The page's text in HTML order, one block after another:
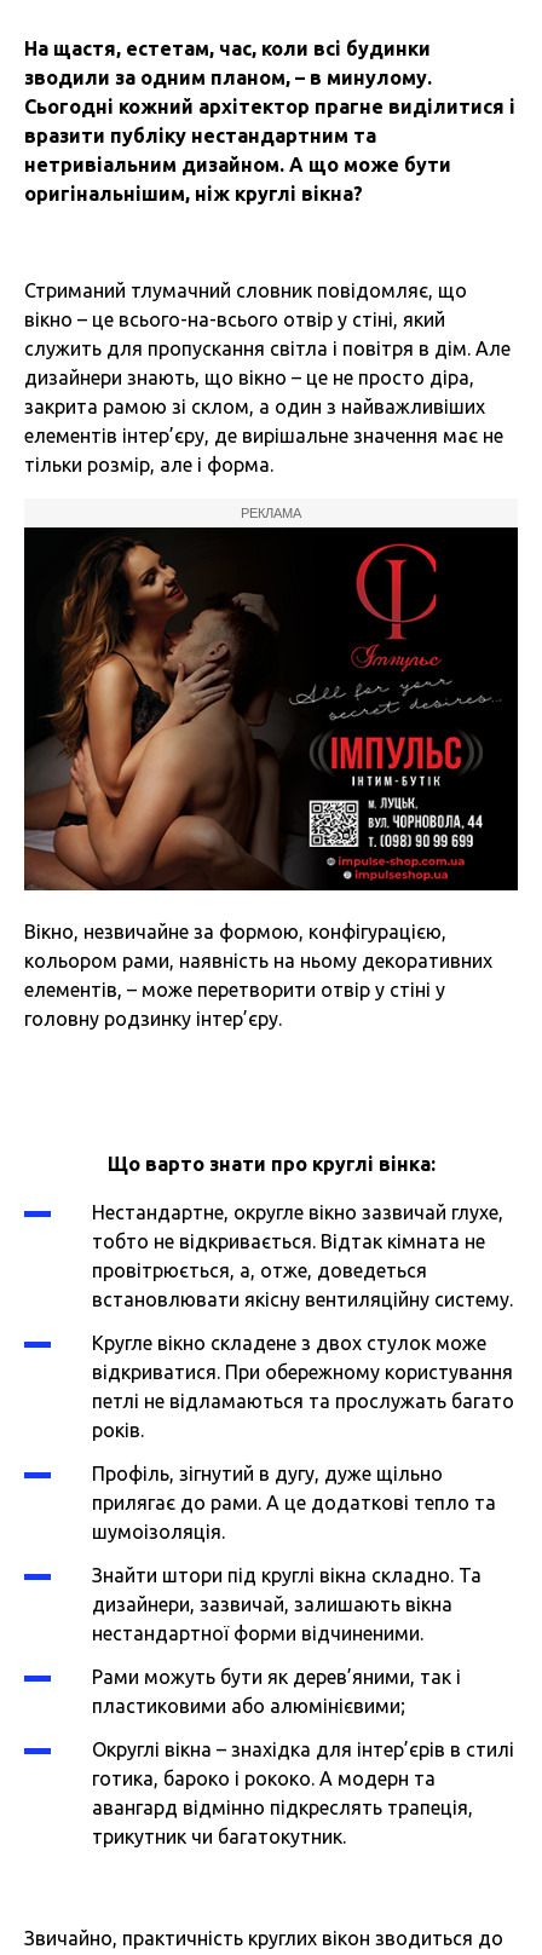
На щастя, естетам, час, коли всі будинки
зводили за одним планом, – в минулому.
Сьогодні кожний архітектор прагне виділитися і
вразити публіку нестандартним та
нетривіальним дизайном. А що може бути
оригінальнішим, ніж круглі вікна?
Стриманий тлумачний словник повідомляє, що
вікно – це всього-на-всього отвір у стіні, який
служить для пропускання світла і повітря в дім. Але
дизайнери знають, що вікно – це не просто діра,
закрита рамою зі склом, а один з найважливіших
елементів інтер’єру, де вирішальне значення має не
тільки розмір, але і форма.
РЕКЛАМА
Вікно, незвичайне за формою, конфігурацією,
кольором рами, наявність на ньому декоративних
елементів, – може перетворити отвір у стіні у
головну родзинку інтер’єру.
Що варто знати про круглі вінка:
Нестандартне, округле вікно зазвичай глухе,
тобто не відкривається. Відтак кімната не
провітрюється, а, отже, доведеться
встановлювати якісну вентиляційну систему.
Кругле вікно складене з двох стулок може
відкриватися. При обережному користування
петлі не відламаються та прослужать багато
років.
Профіль, зігнутий в дугу, дуже щільно
прилягає до рами. А це додаткові тепло та
шумоізоляція.
Знайти штори під круглі вікна складно. Та
дизайнери, зазвичай, залишають вікна
нестандартної форми відчиненими.
Рами можуть бути як дерев’яними, так і
пластиковими або алюмінієвими;
Округлі вікна – знахідка для інтер’єрів в стилі
готика, бароко і рококо. А модерн та
авангард відмінно підкреслять трапеція,
трикутник чи багатокутник.
Звичайно, практичність круглих вікон зводиться до